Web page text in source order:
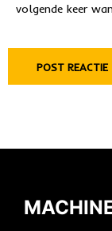
volgende keer